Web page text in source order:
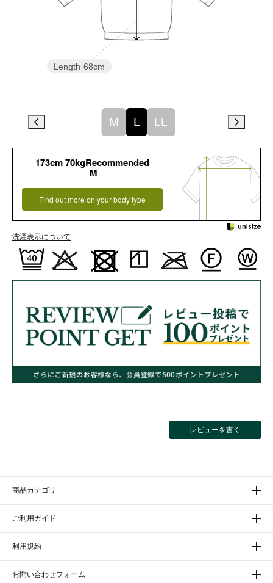
Length 68cm
M L LL
173cm 70kgRecommended
M
Find out more on your body type
洗濯表示について
レビューを書く
商品カテゴリ
ご利用ガイド
利用規約
お問い合わせフォーム